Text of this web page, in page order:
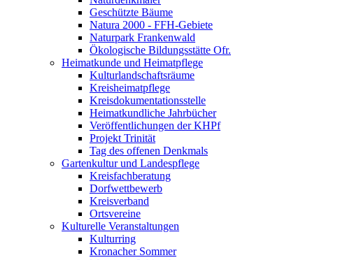
Geschützte Bäume
Natura 2000 - FFH-Gebiete
Naturpark Frankenwald
Ökologische Bildungsstätte Ofr.
Heimatkunde und Heimatpflege
Kulturlandschaftsräume
Kreisheimatpflege
Kreisdokumentationsstelle
Heimatkundliche Jahrbücher
Veröffentlichungen der KHPf
Projekt Trinität
Tag des offenen Denkmals
Gartenkultur und Landespflege
Kreisfachberatung
Dorfwettbewerb
Kreisverband
Ortsvereine
Kulturelle Veranstaltungen
Kulturring
Kronacher Sommer